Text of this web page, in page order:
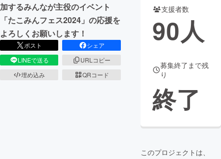
加するみんなが主役のイベント
「たこみんフェス2024」の応援を
よろしくお願いします！
ポスト
シェア
LINEで送る
URLコピー
埋め込み
QRコード
支援者数
90人
募集終了まで残
り
終了
このプロジェクトは、